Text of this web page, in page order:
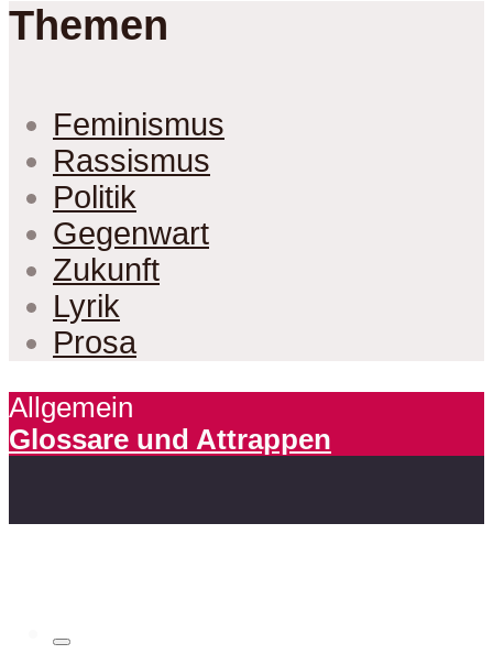
Themen
Feminismus
Rassismus
Politik
Gegenwart
Zukunft
Lyrik
Prosa
Allgemein
Glossare und Attrappen